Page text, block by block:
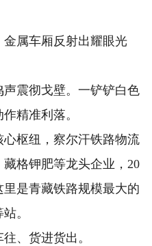
属车厢反射出耀眼光
震彻戈壁。一铲铲白色
精准利落。
枢纽，察尔汗铁路物流
格钾肥等龙头企业，20
是青藏铁路规模最大的
。
、货进货出。